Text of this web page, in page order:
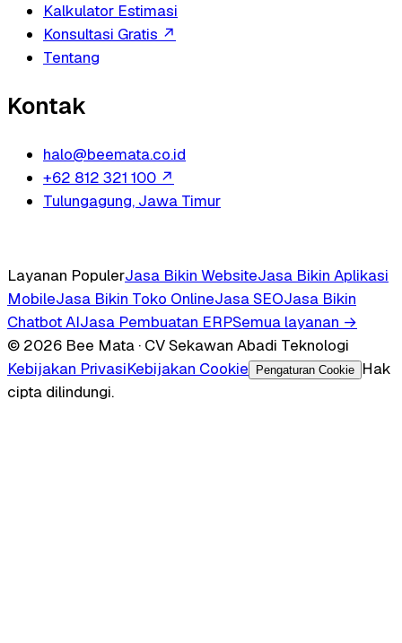
Kalkulator Estimasi
Konsultasi Gratis ↗
Tentang
Kontak
halo@beemata.co.id
+62 812 321 100 ↗
Tulungagung, Jawa Timur
Layanan PopulerJasa Bikin WebsiteJasa Bikin Aplikasi
MobileJasa Bikin Toko OnlineJasa SEOJasa Bikin
Chatbot AIJasa Pembuatan ERPSemua layanan →
© 2026 Bee Mata · CV Sekawan Abadi Teknologi
Kebijakan PrivasiKebijakan Cookie Pengaturan Cookie
Hak
cipta dilindungi.